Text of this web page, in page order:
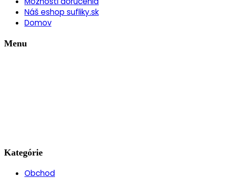
Náš eshop sufliky.sk
Domov
Menu
Kategórie
Obchod